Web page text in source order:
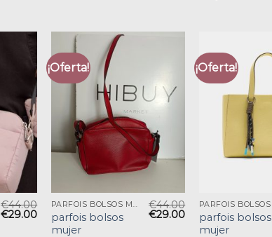
€44.00
€29.00
¡Oferta!
PARFOIS BOLSOS MUJER
parfois bolsos
mujer
€44.00
€29.00
¡Oferta!
parfois bolsos
mujer